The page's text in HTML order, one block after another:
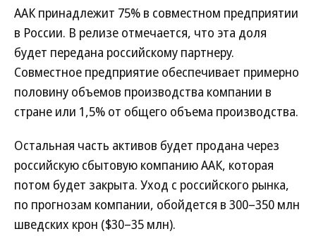
ААК принадлежит 75% в совместном предприятии
в России. В релизе отмечается, что эта доля
будет передана российскому партнеру.
Совместное предприятие обеспечивает примерно
половину объемов производства компании в
стране или 1,5% от общего объема производства.
Остальная часть активов будет продана через
российскую сбытовую компанию ААК, которая
потом будет закрыта. Уход с российского рынка,
по прогнозам компании, обойдется в 300–350 млн
шведских крон ($30–35 млн).